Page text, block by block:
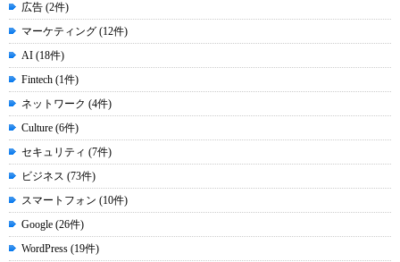
広告 (2件)
マーケティング (12件)
AI (18件)
Fintech (1件)
ネットワーク (4件)
Culture (6件)
セキュリティ (7件)
ビジネス (73件)
スマートフォン (10件)
Google (26件)
WordPress (19件)